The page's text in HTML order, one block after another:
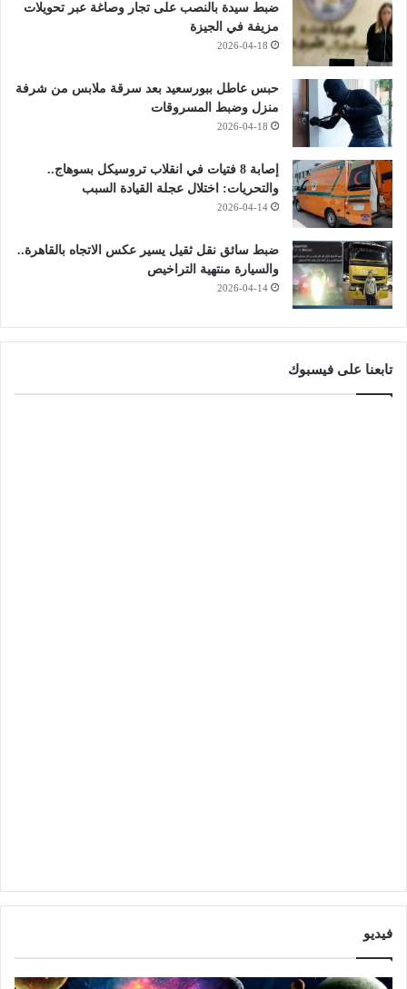
ضبط سيدة بالنصب على تجار وصاغة عبر تحويلات
مزيفة في الجيزة
2026-04-18
حبس عاطل ببورسعيد بعد سرقة ملابس من شرفة
منزل وضبط المسروقات
2026-04-18
إصابة 8 فتيات في انقلاب تروسيكل بسوهاج..
والتحريات: اختلال عجلة القيادة السبب
2026-04-14
ضبط سائق نقل ثقيل يسير عكس الاتجاه بالقاهرة..
والسيارة منتهية التراخيص
2026-04-14
تابعنا على فيسبوك
فيديو